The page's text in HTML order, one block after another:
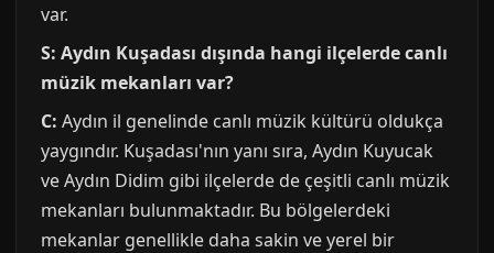
var.
S: Aydın Kuşadası dışında hangi ilçelerde canlı
müzik mekanları var?
C: Aydın il genelinde canlı müzik kültürü oldukça
yaygındır. Kuşadası'nın yanı sıra, Aydın Kuyucak
ve Aydın Didim gibi ilçelerde de çeşitli canlı müzik
mekanları bulunmaktadır. Bu bölgelerdeki
mekanlar genellikle daha sakin ve yerel bir